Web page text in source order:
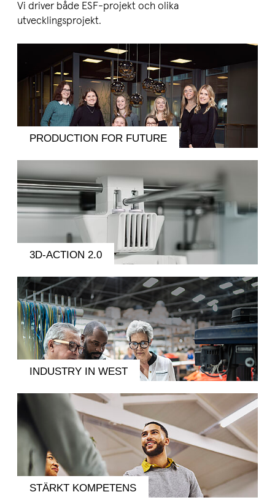
Vi driver både ESF-projekt och olika
utvecklingsprojekt.
PRODUCTION FOR FUTURE
3D-ACTION 2.0
INDUSTRY IN WEST
STÄRKT KOMPETENS